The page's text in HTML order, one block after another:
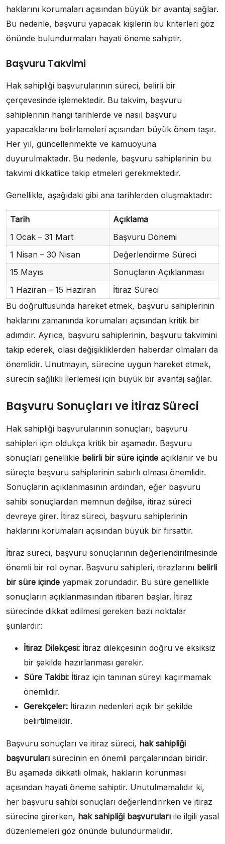
haklarını korumaları açısından büyük bir avantaj sağlar.
Bu nedenle, başvuru yapacak kişilerin bu kriterleri göz
önünde bulundurmaları hayati öneme sahiptir.
Başvuru Takvimi
Hak sahipliği başvurularının süreci, belirli bir
çerçevesinde işlemektedir. Bu takvim, başvuru
sahiplerinin hangi tarihlerde ve nasıl başvuru
yapacaklarını belirlemeleri açısından büyük önem taşır.
Her yıl, güncellenmekte ve kamuoyuna
duyurulmaktadır. Bu nedenle, başvuru sahiplerinin bu
takvimi dikkatlice takip etmeleri gerekmektedir.
Genellikle, aşağıdaki gibi ana tarihlerden oluşmaktadır:
Tarih
Açıklama
1 Ocak – 31 Mart
Başvuru Dönemi
1 Nisan – 30 Nisan
Değerlendirme Süreci
15 Mayıs
Sonuçların Açıklanması
1 Haziran – 15 Haziran
İtiraz Süreci
Bu doğrultusunda hareket etmek, başvuru sahiplerinin
haklarını zamanında korumaları açısından kritik bir
adımdır. Ayrıca, başvuru sahiplerinin, başvuru takvimini
takip ederek, olası değişikliklerden haberdar olmaları da
önemlidir. Unutmayın, sürecine uygun hareket etmek,
sürecin sağlıklı ilerlemesi için büyük bir avantaj sağlar.
Başvuru Sonuçları ve İtiraz Süreci
Hak sahipliği başvurularının sonuçları, başvuru
sahipleri için oldukça kritik bir aşamadır. Başvuru
sonuçları genellikle belirli bir süre içinde açıklanır ve bu
süreçte başvuru sahiplerinin sabırlı olması önemlidir.
Sonuçların açıklanmasının ardından, eğer başvuru
sahibi sonuçlardan memnun değilse, itiraz süreci
devreye girer. İtiraz süreci, başvuru sahiplerinin
haklarını korumaları açısından büyük bir fırsattır.
İtiraz süreci, başvuru sonuçlarının değerlendirilmesinde
önemli bir rol oynar. Başvuru sahipleri, itirazlarını belirli
bir süre içinde yapmak zorundadır. Bu süre genellikle
sonuçların açıklanmasından itibaren başlar. İtiraz
sürecinde dikkat edilmesi gereken bazı noktalar
şunlardır:
İtiraz Dilekçesi: İtiraz dilekçesinin doğru ve eksiksiz
bir şekilde hazırlanması gerekir.
Süre Takibi: İtiraz için tanınan süreyi kaçırmamak
önemlidir.
Gerekçeler: İtirazın nedenleri açık bir şekilde
belirtilmelidir.
Başvuru sonuçları ve itiraz süreci, hak sahipliği
başvuruları sürecinin en önemli parçalarından biridir.
Bu aşamada dikkatli olmak, hakların korunması
açısından hayati öneme sahiptir. Unutulmamalıdır ki,
her başvuru sahibi sonuçları değerlendirirken ve itiraz
sürecine girerken, hak sahipliği başvuruları ile ilgili yasal
düzenlemeleri göz önünde bulundurmalıdır.